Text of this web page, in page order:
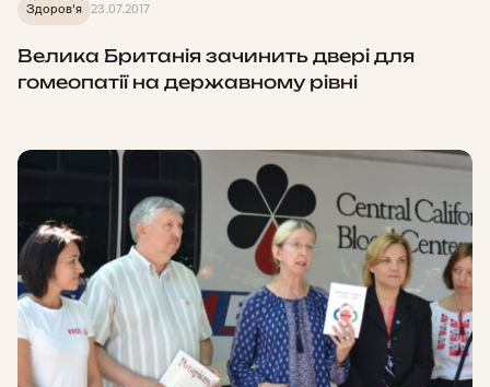
Здоров'я 23.07.2017
Велика Британія зачинить двері для
гомеопатії на державному рівні